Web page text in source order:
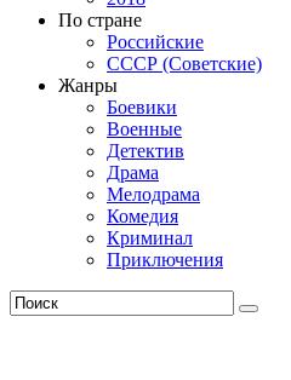
По стране
Российские
СССР (Советские)
Жанры
Боевики
Военные
Детектив
Драма
Мелодрама
Комедия
Криминал
Приключения